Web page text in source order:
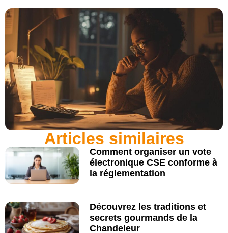
Articles similaires
Comment organiser un vote
électronique CSE conforme à
la réglementation
Découvrez les traditions et
secrets gourmands de la
Chandeleur